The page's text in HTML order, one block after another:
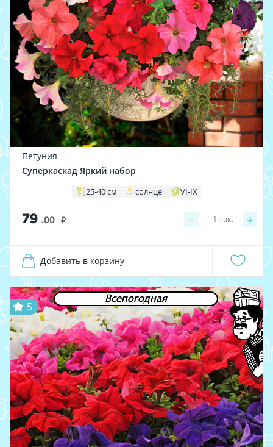
Петуния
Суперкаскад Яркий набор
25-40 см солнце VI-IX
79 .00 i − +
1 пак.
Добавить в корзину
Всепогодная
5